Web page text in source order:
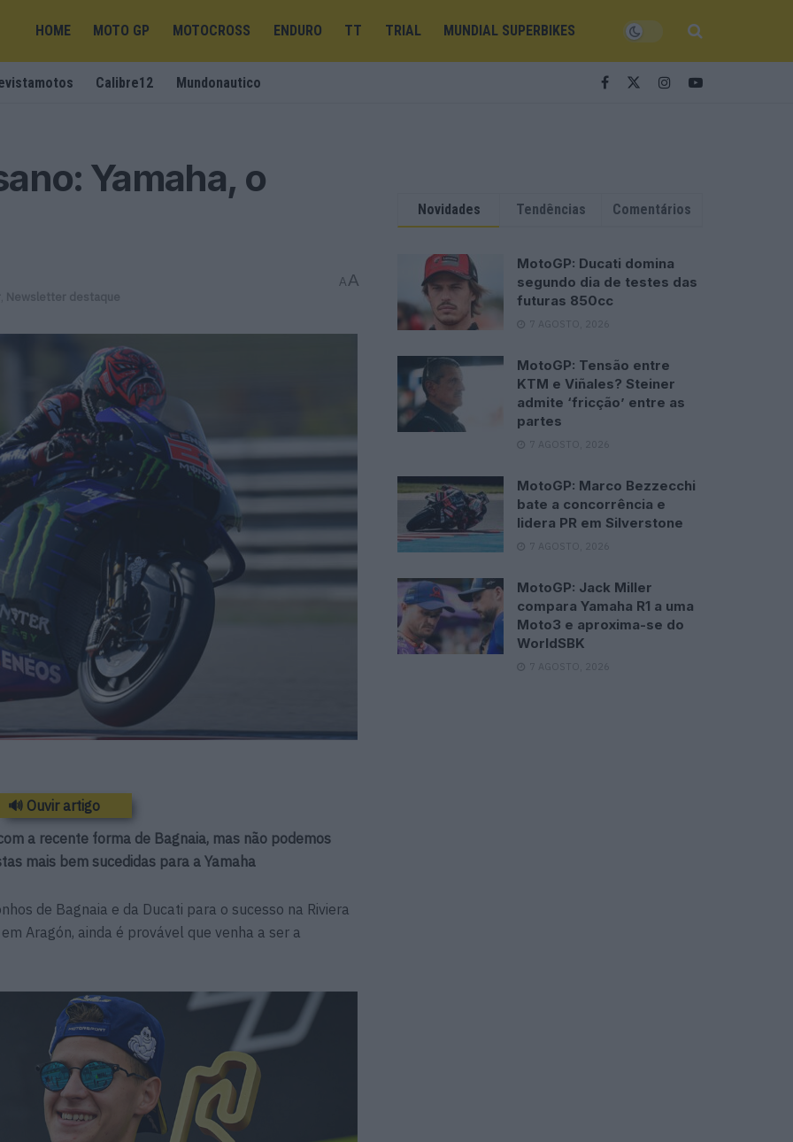
HOME MOTO GP MOTOCROSS ENDURO TT TRIAL MUNDIAL SUPERBIKES
Calibre12 Mundonautico
Yamaha, o
Newsletter destaque
AA
🔊 Ouvir artigo
a recente forma de Bagnaia, mas não podemos
mais bem sucedidas para a Yamaha
de Bagnaia e da Ducati para o sucesso na Riviera
Aragón, ainda é provável que venha a ser a
Novidades Tendências Comentários
MotoGP: Ducati domina
segundo dia de testes das
futuras 850cc
7 AGOSTO, 2026
MotoGP: Tensão entre
KTM e Viñales? Steiner
admite ‘fricção’ entre as
partes
7 AGOSTO, 2026
MotoGP: Marco Bezzecchi
bate a concorrência e
lidera PR em Silverstone
7 AGOSTO, 2026
MotoGP: Jack Miller
compara Yamaha R1 a uma
Moto3 e aproxima-se do
WorldSBK
7 AGOSTO, 2026